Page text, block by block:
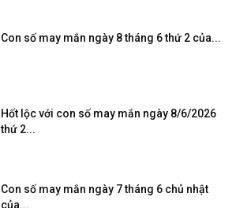
Con số may mắn ngày 8 tháng 6 thứ 2 của...
Hốt lộc với con số may mắn ngày 8/6/2026
thứ 2...
Con số may mắn ngày 7 tháng 6 chủ nhật
của...